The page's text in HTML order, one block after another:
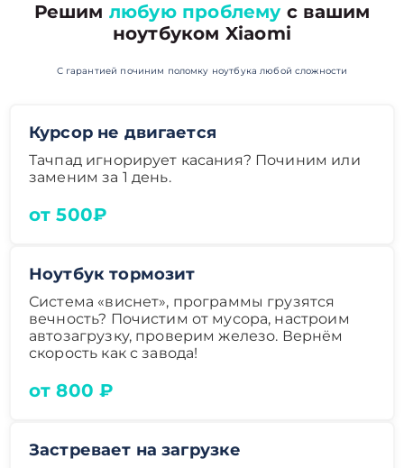
Решим любую проблему с вашим
ноутбуком Xiaomi
С гарантией починим поломку ноутбука любой сложности
Курсор не двигается
Тачпад игнорирует касания? Починим или
заменим за 1 день.
от 500₽
Ноутбук тормозит
Система «виснет», программы грузятся
вечность? Почистим от мусора, настроим
автозагрузку, проверим железо. Вернём
скорость как с завода!
от 800 ₽
Застревает на загрузке